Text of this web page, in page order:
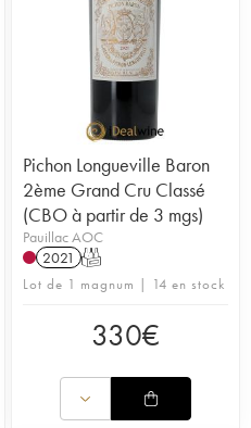
Pichon Longueville Baron
2ème Grand Cru Classé
(CBO à partir de 3 mgs)
Pauillac AOC
2021 T
Lot de 1 magnum | 14 en stock
330€